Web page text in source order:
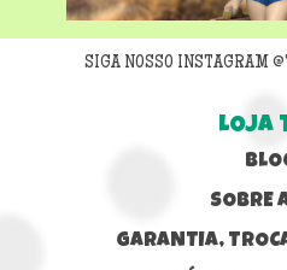
SIGA NOSSO INSTAGRAM
LOJA
SOBRE
GARANTIA,